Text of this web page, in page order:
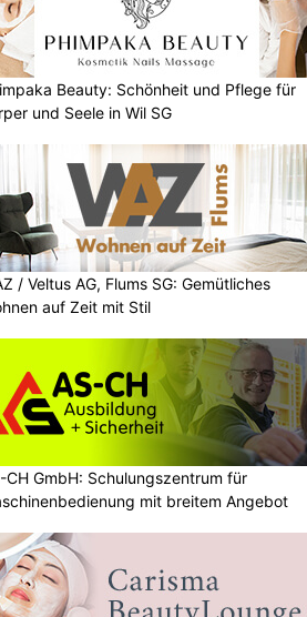
Beauty: Schönheit und Pflege für
und Seele in Wil SG
/ Veltus AG, Flums SG: Gemütliches
auf Zeit mit Stil
CH GmbH: Schulungszentrum für
mit breitem Angebot